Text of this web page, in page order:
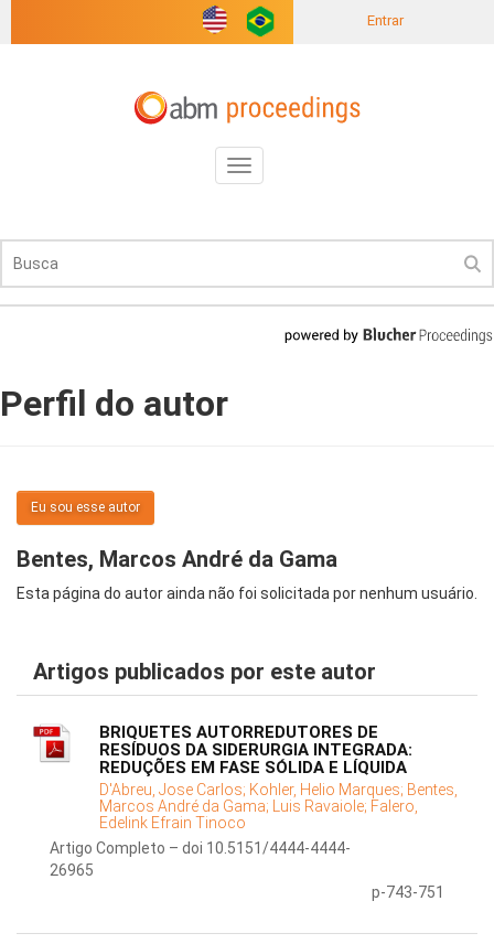
Entrar
Toggle
navigation
Perfil do autor
Eu sou esse autor
Bentes, Marcos André da Gama
Esta página do autor ainda não foi solicitada por nenhum usuário.
Artigos publicados por este autor
BRIQUETES AUTORREDUTORES DE
RESÍDUOS DA SIDERURGIA INTEGRADA:
REDUÇÕES EM FASE SÓLIDA E LÍQUIDA
D'Abreu, Jose Carlos; Kohler, Helio Marques; Bentes,
Marcos André da Gama; Luis Ravaiole; Falero,
Edelink Efrain Tinoco
Artigo Completo – doi 10.5151/4444-4444-
26965
p-743-751